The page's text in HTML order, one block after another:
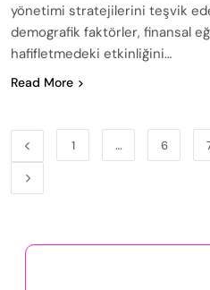
yönetimi stratejilerini teşvik
demografik faktörler, finansal
hafifletmedeki etkinliğini…
Read More
1 … 6